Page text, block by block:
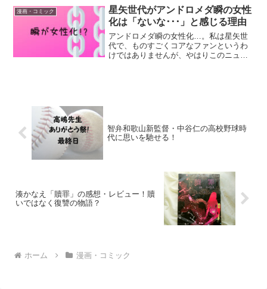
漫画・コミック
星矢世代がアンドロメダ瞬の女性
化は「ないな･･･」と感じる理由
アンドロメダ瞬の女性化…。私は星矢世
代で、ものすごくコアなファンというわ
けではありませんが、やはりこのニュー
智弁和歌山新監督・中谷仁の高校野球時
代に思いを馳せる！
湊かなえ「贖罪」の感想・レビュー！贖
いではなく復讐の物語？
ホーム 漫画・コミック